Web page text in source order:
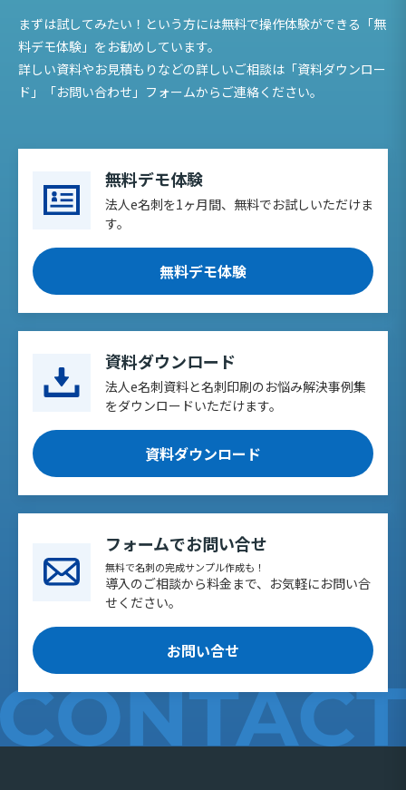
まずは試してみたい！という方には無料で操作体験ができる「無
料デモ体験」をお勧めしています。
詳しい資料やお見積もりなどの詳しいご相談は「資料ダウンロー
ド」「お問い合わせ」フォームからご連絡ください。
無料デモ体験
法人e名刺を1ヶ月間、無料でお試しいただけま
す。
無料デモ体験
資料ダウンロード
法人e名刺資料と名刺印刷のお悩み解決事例集
をダウンロードいただけます。
資料ダウンロード
フォームでお問い合せ
無料で名刺の完成サンプル作成も！
導入のご相談から料金まで、お気軽にお問い合
せください。
お問い合せ